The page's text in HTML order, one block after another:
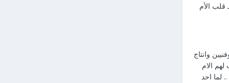
قلب الأم
وانتاج
لهم الام
.. لما احد